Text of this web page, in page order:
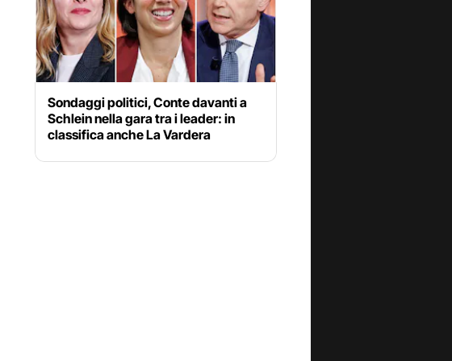
Sondaggi politici, Conte davanti a
Schlein nella gara tra i leader: in
classifica anche La Vardera